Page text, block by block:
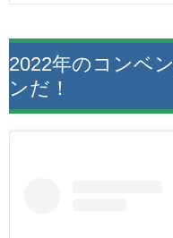
2022年のコンベ
ンだ！